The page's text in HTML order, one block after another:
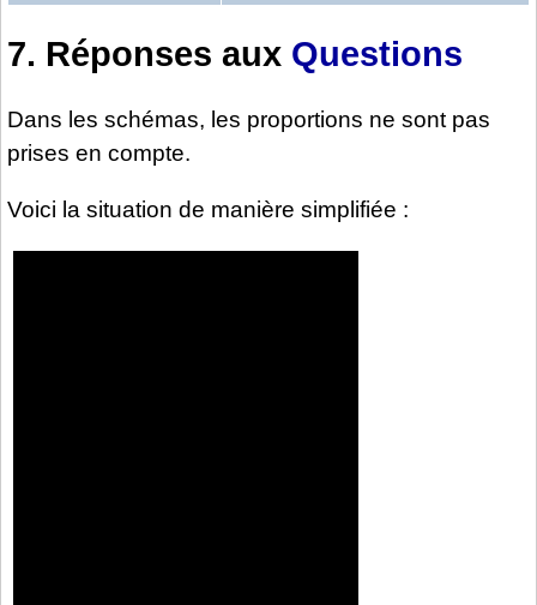
7. Réponses aux Questions
Dans les schémas, les proportions ne sont pas
prises en compte.
Voici la situation de manière simplifiée :